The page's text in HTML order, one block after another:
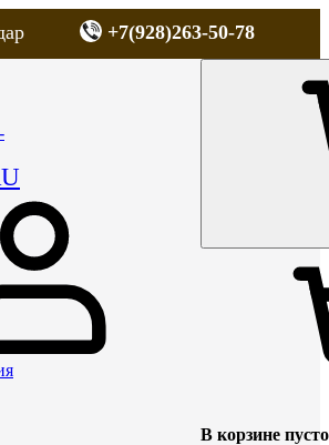
+7(928)263-50-78
В корзине пусто